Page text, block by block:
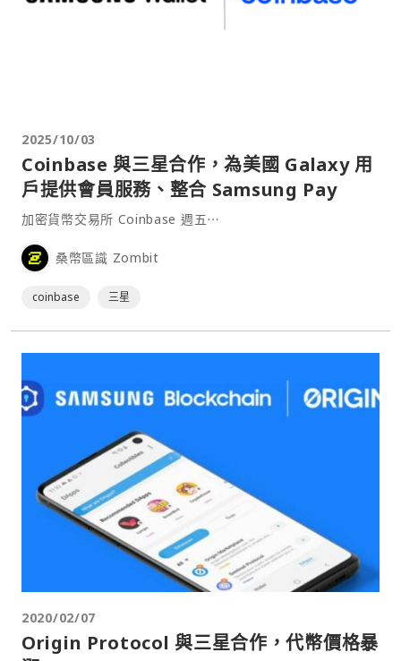
2025/10/03
Coinbase 與三星合作，為美國 Galaxy 用
戶提供會員服務、整合 Samsung Pay
加密貨幣交易所 Coinbase 週五⋯
桑幣區識 Zombit
coinbase 三星
2020/02/07
Origin Protocol 與三星合作，代幣價格暴